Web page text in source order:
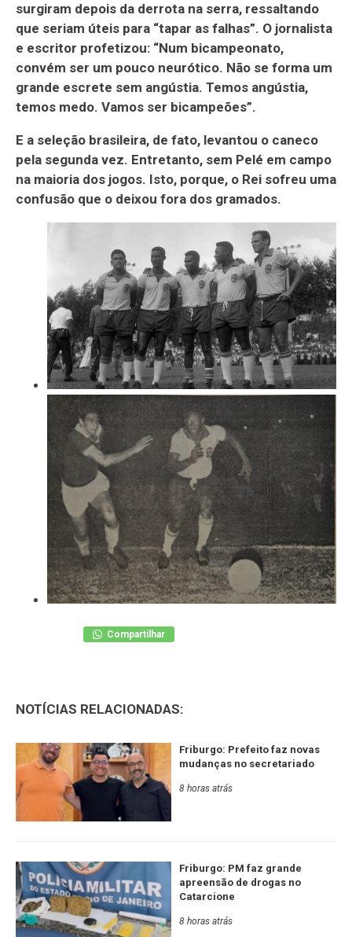
surgiram depois da derrota na serra, ressaltando
que seriam úteis para “tapar as falhas”. O jornalista
e escritor profetizou: “Num bicampeonato,
convém ser um pouco neurótico. Não se forma um
grande escrete sem angústia. Temos angústia,
temos medo. Vamos ser bicampeões”.
E a seleção brasileira, de fato, levantou o caneco
pela segunda vez. Entretanto, sem Pelé em campo
na maioria dos jogos. Isto, porque, o Rei sofreu uma
confusão que o deixou fora dos gramados.
Compartilhar
NOTÍCIAS RELACIONADAS:
Friburgo: Prefeito faz novas
mudanças no secretariado
8 horas atrás
Friburgo: PM faz grande
apreensão de drogas no
Catarcione
8 horas atrás